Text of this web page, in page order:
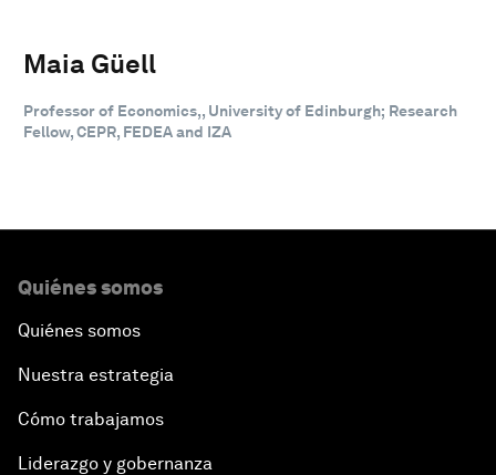
Maia Güell
Professor of Economics,, University of Edinburgh; Research
Fellow, CEPR, FEDEA and IZA
Quiénes somos
Quiénes somos
Nuestra estrategia
Cómo trabajamos
Liderazgo y gobernanza